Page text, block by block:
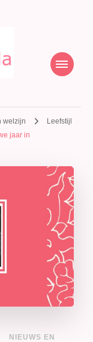
welzijn
Leefstijl
jaar in
NIEUWS EN